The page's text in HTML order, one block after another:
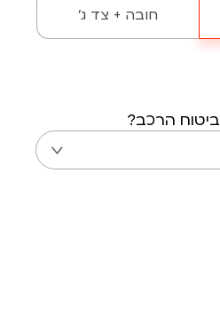
חובה + צד ג'
ביטוח הרכב?